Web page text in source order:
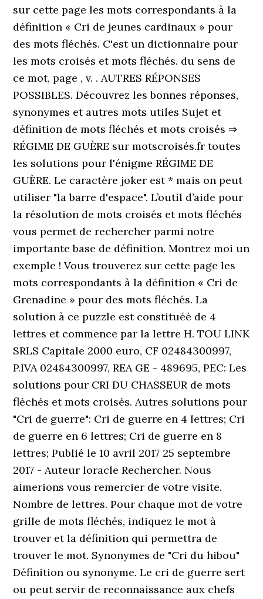
sur cette page les mots correspondants à la
définition « Cri de jeunes cardinaux » pour
des mots fléchés. C'est un dictionnaire pour
les mots croisés et mots fléchés. du sens de
ce mot, page , v. . AUTRES RÉPONSES
POSSIBLES. Découvrez les bonnes réponses,
synonymes et autres mots utiles Sujet et
définition de mots fléchés et mots croisés ⇒
RÉGIME DE GUÈRE sur motscroisés.fr toutes
les solutions pour l'énigme RÉGIME DE
GUÈRE. Le caractère joker est * mais on peut
utiliser "la barre d'espace". L’outil d’aide pour
la résolution de mots croisés et mots fléchés
vous permet de rechercher parmi notre
importante base de définition. Montrez moi un
exemple ! Vous trouverez sur cette page les
mots correspondants à la définition « Cri de
Grenadine » pour des mots fléchés. La
solution à ce puzzle est constituéè de 4
lettres et commence par la lettre H. TOU LINK
SRLS Capitale 2000 euro, CF 02484300997,
P.IVA 02484300997, REA GE - 489695, PEC: Les
solutions pour CRI DU CHASSEUR de mots
fléchés et mots croisés. Autres solutions pour
"Cri de guerre": Cri de guerre en 4 lettres; Cri
de guerre en 6 lettres; Cri de guerre en 8
lettres; Publié le 10 avril 2017 25 septembre
2017 - Auteur loracle Rechercher. Nous
aimerions vous remercier de votre visite.
Nombre de lettres. Pour chaque mot de votre
grille de mots fléchés, indiquez le mot à
trouver et la définition qui permettra de
trouver le mot. Synonymes de "Cri du hibou"
Définition ou synonyme. Le cri de guerre sert
ou peut servir de reconnaissance aux chefs